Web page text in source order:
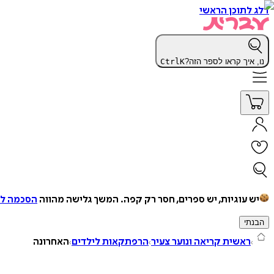
דלג לתוכן הראשי
נו, איך קראו לספר הזה? CtrlK
יש עוגיות, יש ספרים, חסר רק קפה. המשך גלישה מהווה הסכמה
הבנתי
ראשית קריאה ונוער צעיר הרפתקאות לילדים האחרונה